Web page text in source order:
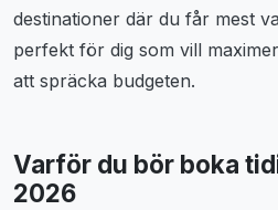
destinationer där du får mest
perfekt för dig som vill
att spräcka budgeten.
Varför du bör boka
2026